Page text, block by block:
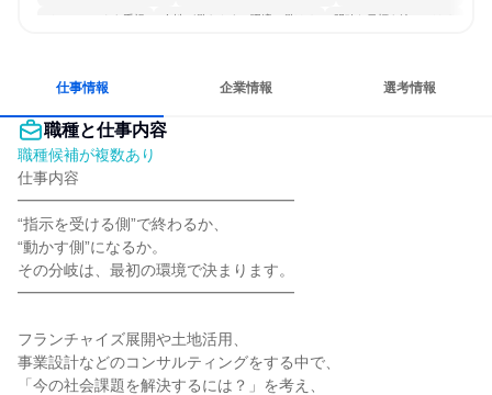
チームワークを重視 女性が働きやすい環境で働ける 明確な目標を追いかける
仕事情報 企業情報 選考情報
職種と仕事内容
職種候補が複数あり
仕事内容
━━━━━━━━━━━━━━━━━━
“指示を受ける側”で終わるか、
“動かす側”になるか。
その分岐は、最初の環境で決まります。
━━━━━━━━━━━━━━━━━━
フランチャイズ展開や土地活用、
事業設計などのコンサルティングをする中で、
「今の社会課題を解決するには？」を考え、